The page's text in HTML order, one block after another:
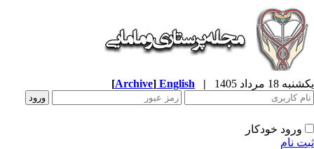
18 مرداد 1405 |
English
[Archive]
ورود خودکار
نام